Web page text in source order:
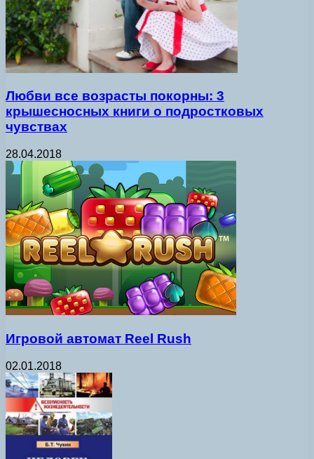
Любви все возрасты покорны: 3
крышесносных книги о подростковых
чувствах
28.04.2018
Игровой автомат Reel Rush
02.01.2018